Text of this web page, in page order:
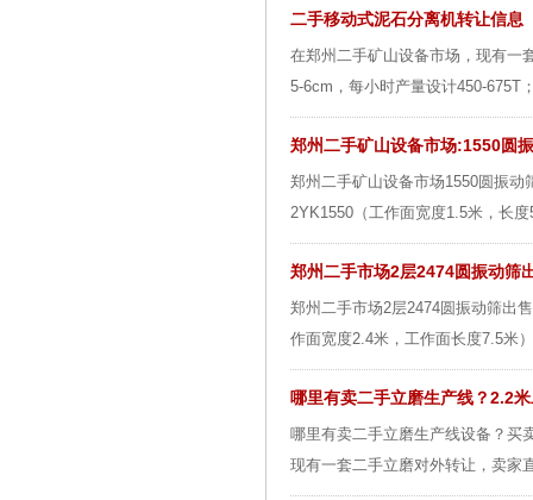
二手移动式泥石分离机转让信息
在郑州二手矿山设备市场，现有一
5-6cm，每小时产量设计450-675T
郑州二手矿山设备市场:1550圆
郑州二手矿山设备市场1550圆振
2YK1550（工作面宽度1.5米，长
郑州二手市场2层2474圆振动筛
郑州二手市场2层2474圆振动筛出
作面宽度2.4米，工作面长度7.5米
哪里有卖二手立磨生产线？2.2
哪里有卖二手立磨生产线设备？买
现有一套二手立磨对外转让，卖家